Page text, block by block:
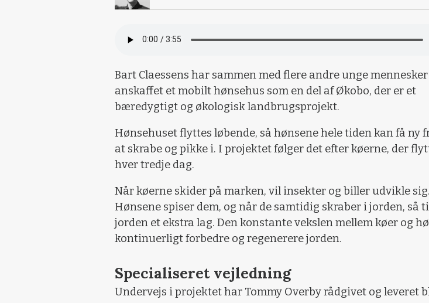
Bart Claessens har sammen med flere andre unge mennesker
anskaffet et mobilt hønsehus som en del af Økobo, der er et
bæredygtigt og økologisk landbrugsprojekt.
Hønsehuset flyttes løbende, så hønsene hele tiden kan få ny
at skrabe og pikke i. I projektet følger det efter køerne, der
hver tredje dag.
Når køerne skider på marken, vil insekter og biller udvikle sig.
Hønsene spiser dem, og når de samtidig skraber i jorden, så
jorden et ekstra lag. Den konstante vekslen mellem køer og
kontinuerligt forbedre og regenerere jorden.
Specialiseret vejledning
Undervejs i projektet har Tommy Overby rådgivet og leveret